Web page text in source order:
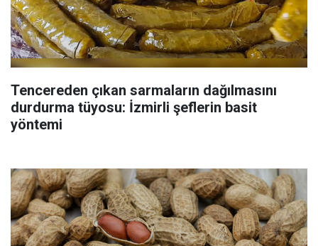
Tencereden çıkan sarmaların dağılmasını
durdurma tüyosu: İzmirli şeflerin basit
yöntemi